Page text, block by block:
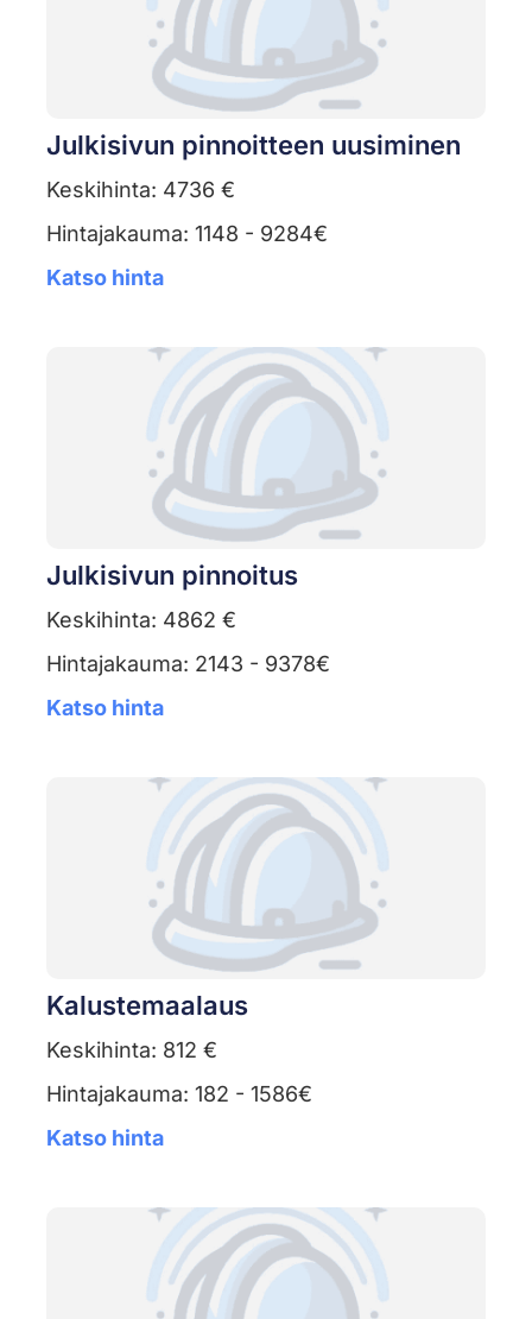
Julkisivun pinnoitteen uusiminen
Keskihinta: 4736 €
Hintajakauma: 1148 - 9284€
Katso hinta
Julkisivun pinnoitus
Keskihinta: 4862 €
Hintajakauma: 2143 - 9378€
Katso hinta
Kalustemaalaus
Keskihinta: 812 €
Hintajakauma: 182 - 1586€
Katso hinta